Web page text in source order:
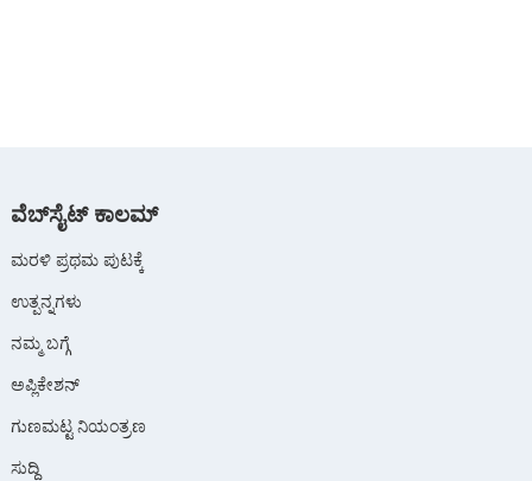
ವೆಬ್‌ಸೈಟ್ ಕಾಲಮ್
ಮರಳಿ ಪ್ರಥಮ ಪುಟಕ್ಕೆ
ಉತ್ಪನ್ನಗಳು
ನಮ್ಮ ಬಗ್ಗೆ
ಅಪ್ಲಿಕೇಶನ್
ಗುಣಮಟ್ಟ ನಿಯಂತ್ರಣ
ಸುದ್ದಿ